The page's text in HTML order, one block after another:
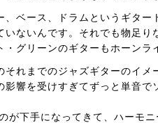
、ベース、ドラムというギタ
いないんです。それでも物足
・グリーンのギターもホーン
それまでのジャズギターのイメ
影響を受けすぎてずっと単音
が下手になってきて、ハーモ